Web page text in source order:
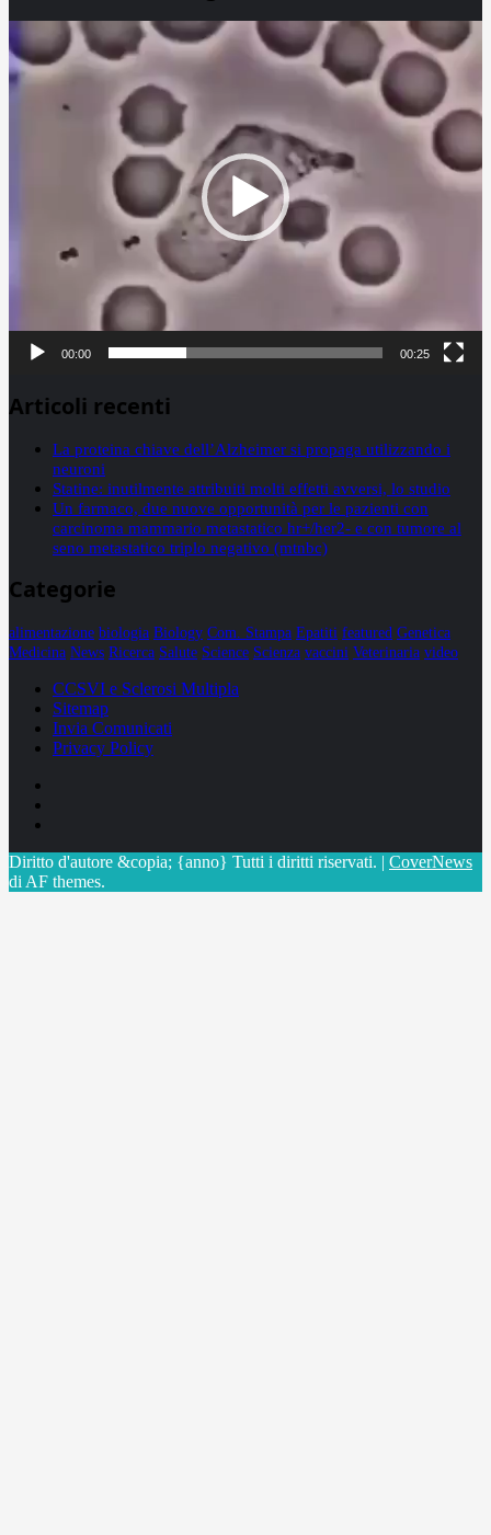
Player
00:00 00:25
Articoli recenti
La proteina chiave dell’Alzheimer si propaga utilizzando i
neuroni
Statine: inutilmente attribuiti molti effetti avversi, lo studio
Un farmaco, due nuove opportunità per le pazienti con
carcinoma mammario metastatico hr+/her2- e con tumore al
seno metastatico triplo negativo (mtnbc)
Categorie
alimentazione biologia Biology Com. Stampa Epatiti featured Genetica
Medicina News Ricerca Salute Science Scienza vaccini Veterinaria video
CCSVI e Sclerosi Multipla
Sitemap
Invia Comunicati
Privacy Policy
Diritto d'autore &copia; {anno} Tutti i diritti riservati. | CoverNews
di AF themes.